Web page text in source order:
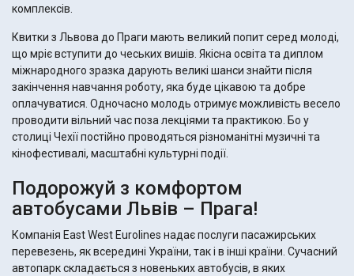
комплексів.
Квитки з Львова до Праги мають великий попит серед молоді,
що мріє вступити до чеських вишів. Якісна освіта та диплом
міжнародного зразка дарують великі шанси знайти після
закінчення навчання роботу, яка буде цікавою та добре
оплачуватися. Одночасно молодь отримує можливість весело
проводити вільний час поза лекціями та практикою. Бо у
столиці Чехії постійно проводяться різноманітні музичні та
кінофестивалі, масштабні культурні події.
Подорожуй з комфортом
автобусами Львів – Прага!
Компанія East West Eurolines надає послуги пасажирських
перевезень, як всередині України, так і в інші країни. Сучасний
автопарк складається з новеньких автобусів, в яких